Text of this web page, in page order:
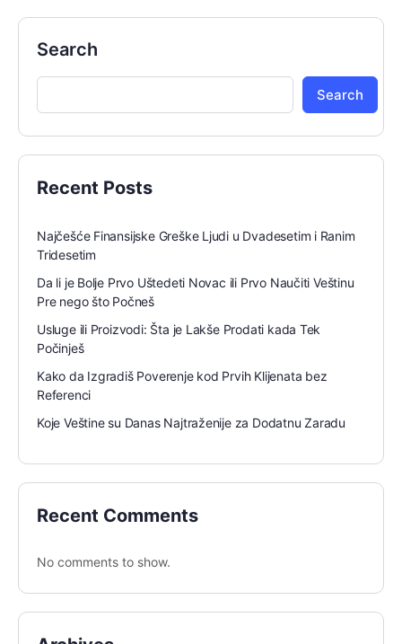
Search
Search
Recent Posts
Najčešće Finansijske Greške Ljudi u Dvadesetim i Ranim
Tridesetim
Da li je Bolje Prvo Uštedeti Novac ili Prvo Naučiti Veštinu
Pre nego što Počneš
Usluge ili Proizvodi: Šta je Lakše Prodati kada Tek
Počinješ
Kako da Izgradiš Poverenje kod Prvih Klijenata bez
Referenci
Koje Veštine su Danas Najtraženije za Dodatnu Zaradu
Recent Comments
No comments to show.